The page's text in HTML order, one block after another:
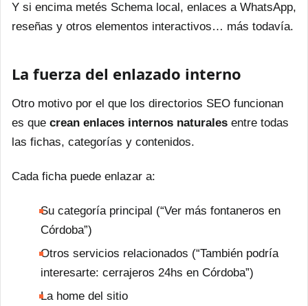
Y si encima metés Schema local, enlaces a WhatsApp,
reseñas y otros elementos interactivos… más todavía.
La fuerza del enlazado interno
Otro motivo por el que los directorios SEO funcionan
es que crean enlaces internos naturales entre todas
las fichas, categorías y contenidos.
Cada ficha puede enlazar a:
Su categoría principal (“Ver más fontaneros en
Córdoba”)
Otros servicios relacionados (“También podría
interesarte: cerrajeros 24hs en Córdoba”)
La home del sitio